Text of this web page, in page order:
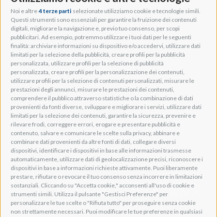
Noi e altre 4 terze parti selezionate utilizziamo cookie e tecnologie simili.
Questi strumenti sono essenziali per garantire la fruizione dei contenuti
digitali, migliorare la navigazione e, previo tuo consenso, per scopi
pubblicitari. Ad esempio, potremmo utilizzare i tuoi dati per le seguenti
finalità: archiviare informazioni su dispositivo e/o accedervi, utilizzare dati
limitati per la selezione della pubblicità, creare profili per la pubblicità
personalizzata, utilizzare profili per la selezione di pubblicità
personalizzata, creare profili per la personalizzazione dei contenuti,
utilizzare profili per la selezione di contenuti personalizzati, misurare le
prestazioni degli annunci, misurare le prestazioni dei contenuti,
comprendere il pubblico attraverso statistiche o la combinazione di dati
provenienti da fonti diverse, sviluppare e migliorare i servizi, utilizzare dati
limitati per la selezione dei contenuti, garantire la sicurezza, prevenire e
rilevare frodi, correggere errori, erogare e presentare pubblicità e
contenuto, salvare e comunicare le scelte sulla privacy, abbinare e
combinare dati provenienti da altre fonti di dati, collegare diversi
dispositivi, identificare i dispositivi in base alle informazioni trasmesse
automaticamente, utilizzare dati di geolocalizzazione precisi, riconoscere i
dispositivi in base a informazioni richieste attivamente. Puoi liberamente
prestare, rifiutare o revocare il tuo consenso senza incorrere in limitazioni
sostanziali. Cliccando su "Accetta cookie," acconsenti all'uso di cookie e
strumenti simili. Utilizza il pulsante "Gestisci Preferenze" per
personalizzare le tue scelte o "Rifiuta tutto" per proseguire senza cookie
non strettamente necessari. Puoi modificare le tue preferenze in qualsiasi
Adeo Group S.r.l.
Via della Zarga, 50
Lavis, 38015 TN, Italy
Tel: +39 0461 248211
P.IVA: IT01262500224
PEC: pec@pec.adeogroup.it
SDI: T04ZHR3
info@adeogroup.it
Adeo ProAV
Adeo HomeAV
Adeo Screen
Screen Research
Adeum Cinema Suite